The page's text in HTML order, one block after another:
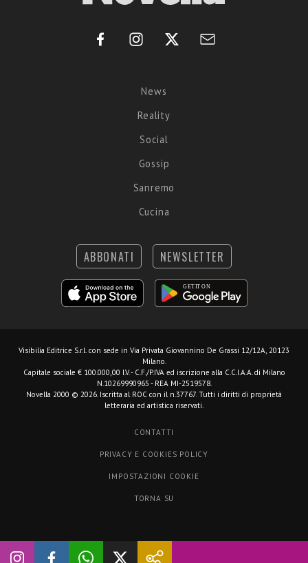
News
Reality
Social
Gossip
Sanremo
Cucina
ABBONATI NEWSLETTER
Visibilia Editrice S.r.l. con sede in Via Privata Giovannino De Grassi 12/12A, 20123
Milano.
Capitale sociale € 100.000,00 I.V. - C.F./P.IVA ed iscrizione alla C.C.I.A.A. di Milano
N.10269990965 - REA MI-2519578.
Novella 2000 © 2026. Iscritta al ROC con il n.37767. Tutti i diritti di proprietà
letteraria ed artistica riservati.
CONTATTI
PRIVACY E COOKIES POLICY
IMPOSTAZIONI COOKIE
TORNA SU